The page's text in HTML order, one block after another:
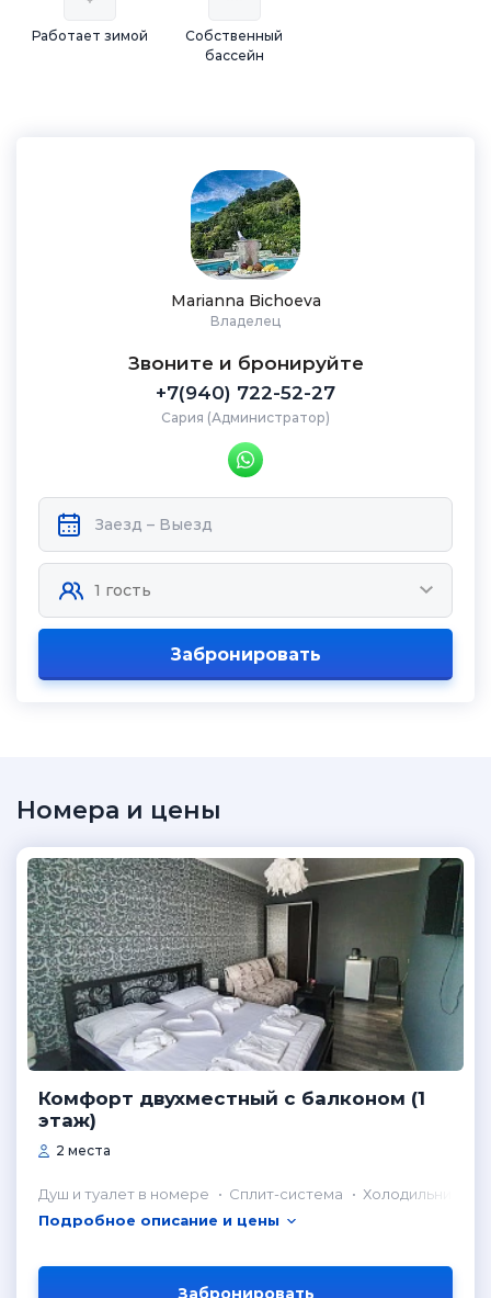
Работает зимой
Собственный
бассейн
Marianna Bichoeva
Владелец
Звоните и бронируйте
+7(940) 722-52-27
Сария (Администратор)
Забронировать
Номера и цены
Комфорт двухместный с балконом (1
этаж)
2 места
Душ и туалет в номере Сплит-система
Холодильник в
Подробное описание и цены
Забронировать